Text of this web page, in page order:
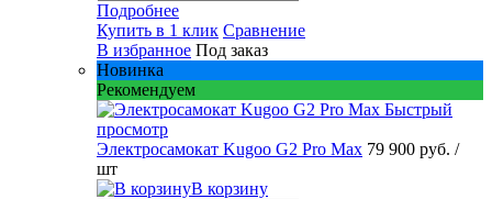
Подробнее
Купить в 1 клик Сравнение
В избранное Под заказ
Новинка
Рекомендуем
Быстрый
просмотр
Электросамокат Kugoo G2 Pro Max 79 900 руб. /
шт
В корзину